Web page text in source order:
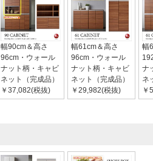
幅90cm＆高さ
96cm・ウォール
ナット柄・キャビ
ネット（完成品）
￥37,082(税抜)
幅61cm＆高さ
96cm・ウォール
ナット柄・キャビ
ネット（完成品）
￥29,982(税抜)
幅
ナ
ネ
￥